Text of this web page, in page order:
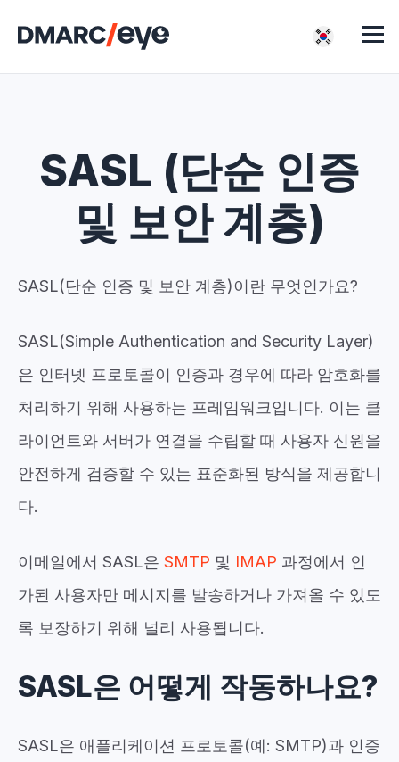
SASL (단순 인증
및 보안 계층)
SASL(단순 인증 및 보안 계층)이란 무엇인가요?
SASL(Simple Authentication and Security Layer)
은 인터넷 프로토콜이 인증과 경우에 따라 암호화를
처리하기 위해 사용하는 프레임워크입니다. 이는 클
라이언트와 서버가 연결을 수립할 때 사용자 신원을
안전하게 검증할 수 있는 표준화된 방식을 제공합니
다.
이메일에서 SASL은 SMTP 및 IMAP 과정에서 인
가된 사용자만 메시지를 발송하거나 가져올 수 있도
록 보장하기 위해 널리 사용됩니다.
SASL은 어떻게 작동하나요?
SASL은 애플리케이션 프로토콜(예: SMTP)과 인증